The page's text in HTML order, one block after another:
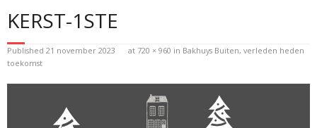
Reserveren & Bestellen
Bommels Buiten
KERST-1STE
Published 21 november 2023 at 720 × 960 in Bakhuys Buiten, verleden heden
toekomst